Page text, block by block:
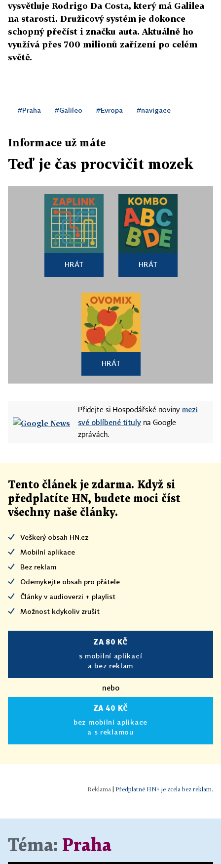
vysvětluje Rodrigo Da Costa, který má Galilea
na starosti. Družicový systém je dokonce
schopný přečíst i značku auta. Aktuálně ho
využívá přes 700 milionů zařízení po celém
světě.
#Praha #Galileo #Evropa #navigace
Informace už máte
Teď je čas procvičit mozek
HRÁT HRÁT
HRÁT
Přidejte si Hospodářské noviny mezi
své oblíbené tituly na Google
zprávách.
Tento článek je zdarma. Když si
předplatíte HN, budete moci číst
všechny naše články.
Veškerý obsah HN.cz
Mobilní aplikace
Bez reklam
Odemykejte obsah pro přátele
Články v audioverzi + playlist
Možnost kdykoliv zrušit
ZA 80 KČ
s mobilní aplikací
a bez reklam
nebo
ZA 40 KČ
bez mobilní aplikace
a s reklamou
Předplatné HN+ je zcela bez reklam.
Téma: Praha